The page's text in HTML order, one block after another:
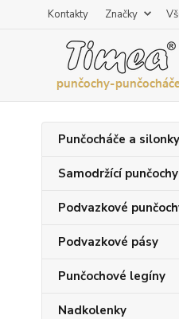
Kontakty Značky
Punčocháče a silonky
Samodržící punčochy
Podvazkové
Podvazkové pásy
Punčochové legíny
Nadkolenky